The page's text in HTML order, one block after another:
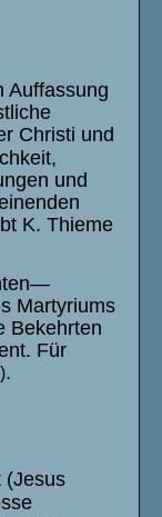
Auffassung
Christi und
und
K. Thieme
Martyriums
Bekehrten
Für
.
(Jesus